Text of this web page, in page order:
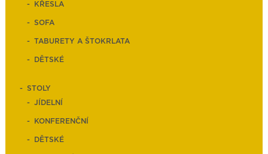
KŘESLA
SOFA
TABURETY A ŠTOKRLATA
DĚTSKÉ
STOLY
JÍDELNÍ
KONFERENČNÍ
DĚTSKÉ